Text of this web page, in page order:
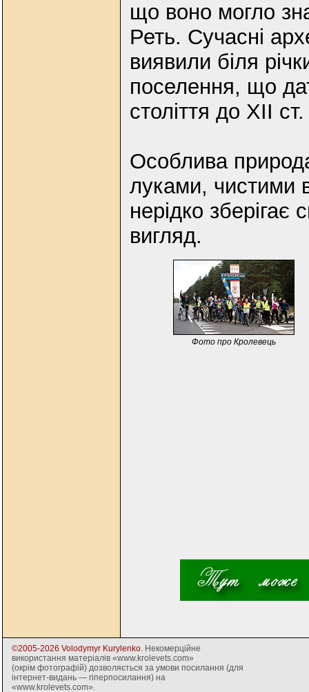
що воно могло
Реть. Сучасні
виявили біля
поселення, що
століття до ХІІ ст.
Особлива
луками, чистими
нерідко зберігає
вигляд.
Фото про Кролевець
©2005-2026 Volodymyr Kurylenko. Некомерційне
використання матеріалів «www.krolevets.com»
(окрім фотографій) дозволяється за умови посилання (для
інтернет-видань — гіперпосилання) на
«www.krolevets.com».